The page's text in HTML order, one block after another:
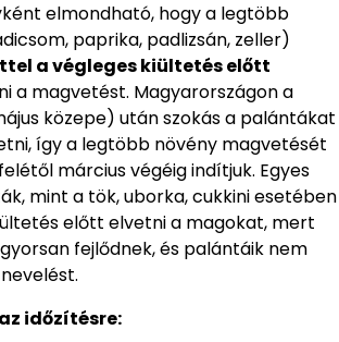
elmondható, hogy a legtöbb
paprika, padlizsán, zeller)
a végleges kiültetés előtt
a magvetést. Magyarországon a
közepe) után szokás a palántákat
így a legtöbb növény magvetését
március végéig indítjuk. Egyes
mint a tök, uborka, cukkini esetében
előtt elvetni a magokat, mert
fejlődnek, és palántáik nem
időzítésre: